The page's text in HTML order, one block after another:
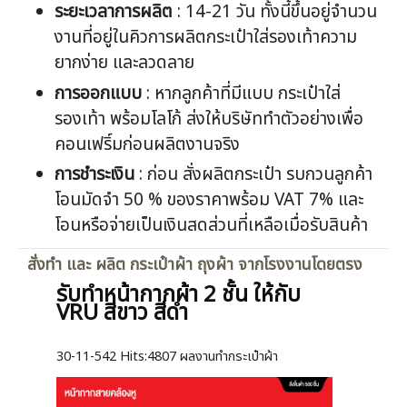
ระยะเวลาการผลิต : 14-21 วัน ทั้งนี้ขึ้นอยู่จำนวน
งานที่อยู่ในคิวการผลิตกระเป๋าใส่รองเท้าความ
ยากง่าย และลวดลาย
การออกแบบ : หากลูกค้าที่มีแบบ กระเป๋าใส่
รองเท้า พร้อมโลโก้ ส่งให้บริษัททำตัวอย่างเพื่อ
คอนเฟริ์มก่อนผลิตงานจริง
การชำระเงิน : ก่อน สั่งผลิตกระเป๋า รบกวนลูกค้า
โอนมัดจำ 50 % ของราคาพร้อม VAT 7% และ
โอนหรือจ่ายเป็นเงินสดส่วนที่เหลือเมื่อรับสินค้า
สั่งทำ และ ผลิต กระเป๋าผ้า ถุงผ้า จากโรงงานโดยตรง
รับทำหน้ากากผ้า 2 ชั้น ให้กับ
VRU สีขาว สีดำ
30-11-542 Hits:4807 ผลงานทำกระเป๋าผ้า